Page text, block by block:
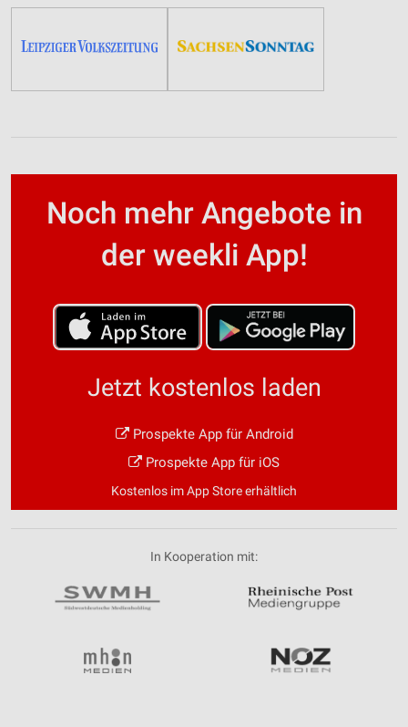
Noch mehr Angebote in
der weekli App!
Jetzt kostenlos laden
Prospekte App für Android
Prospekte App für iOS
Kostenlos im App Store erhältlich
In Kooperation mit: